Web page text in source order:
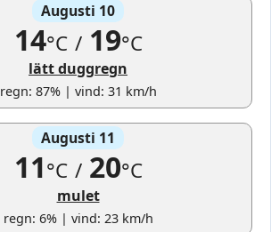
Augusti 10
14°C /19°C
lätt duggregn
regn: 87% | vind: 31 km/h
Augusti 11
11°C /20°C
mulet
regn: 6% | vind: 23 km/h